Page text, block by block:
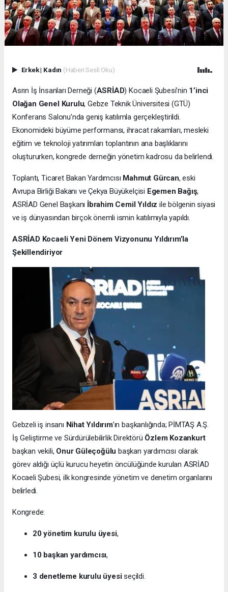
Erkek| Kadın (Haberi Sesli Oku)
Asrın İş İnsanları Derneği (ASRİAD) Kocaeli Şubesi’nin 1’inci
Olağan Genel Kurulu, Gebze Teknik Üniversitesi (GTÜ)
Konferans Salonu’nda geniş katılımla gerçekleştirildi.
Ekonomideki büyüme performansı, ihracat rakamları, mesleki
eğitim ve teknoloji yatırımları toplantının ana başlıklarını
oluştururken, kongrede derneğin yönetim kadrosu da belirlendi.
Toplantı, Ticaret Bakan Yardımcısı Mahmut Gürcan, eski
Avrupa Birliği Bakanı ve Çekya Büyükelçisi Egemen Bağış,
ASRİAD Genel Başkanı İbrahim Cemil Yıldız ile bölgenin siyasi
ve iş dünyasından birçok önemli ismin katılımıyla yapıldı.
ASRİAD Kocaeli Yeni Dönem Vizyonunu Yıldırım’la
Şekillendiriyor
Gebzeli iş insanı Nihat Yıldırım’ın başkanlığında; PİMTAŞ A.Ş.
İş Geliştirme ve Sürdürülebilirlik Direktörü Özlem Kozankurt
başkan vekili, Onur Güleçoğülu başkan yardımcısı olarak
görev aldığı üçlü kurucu heyetin öncülüğünde kurulan ASRİAD
Kocaeli Şubesi, ilk kongresinde yönetim ve denetim organlarını
belirledi.
Kongrede:
20 yönetim kurulu üyesi,
10 başkan yardımcısı,
3 denetleme kurulu üyesiseçildi.